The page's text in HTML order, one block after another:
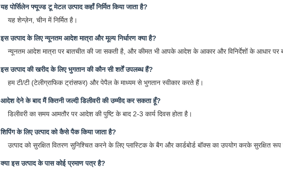
यह पोर्सिलेन फ्यूज्ड टू मेटल उत्पाद कहाँ निर्मित किया जाता है?
यह शेन्ज़ेन, चीन में निर्मित है।
इस उत्पाद के लिए न्यूनतम आदेश मात्रा और मूल्य निर्धारण क्या है?
न्यूनतम आदेश मात्रा पर बातचीत की जा सकती है, और कीमत भी आपके आदेश के आकार और विनिर्देशों के आधार पर
इस उत्पाद की खरीद के लिए भुगतान की कौन सी शर्तें उपलब्ध हैं?
हम टी/टी (टेलीग्राफिक ट्रांसफर) और पेपैल के माध्यम से भुगतान स्वीकार करते हैं।
आदेश देने के बाद मैं कितनी जल्दी डिलीवरी की उम्मीद कर सकता हूँ?
डिलीवरी का समय आमतौर पर आदेश की पुष्टि के बाद 2-3 कार्य दिवस होता है।
शिपिंग के लिए उत्पाद को कैसे पैक किया जाता है?
उत्पाद को सुरक्षित वितरण सुनिश्चित करने के लिए प्लास्टिक के बैग और कार्डबोर्ड बॉक्स का उपयोग करके सुरक्षित
क्या इस उत्पाद के पास कोई प्रमाण पत्र है?